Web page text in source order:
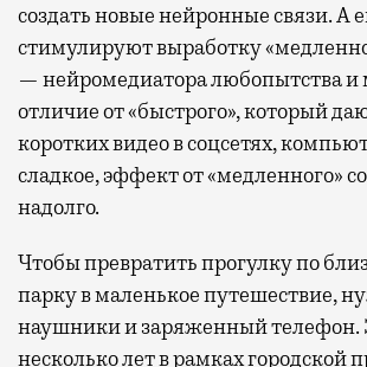
создать новые нейронные связи. А
стимулируют выработку
— нейромедиатора любопытства и
отличие от «быстрого», который
коротких видео в соцсетях,
сладкое, эффект от «медленного»
надолго.
Чтобы превратить прогулку по
парку в маленькое путешествие,
наушники и заряженный телефон.
несколько лет в рамках городской